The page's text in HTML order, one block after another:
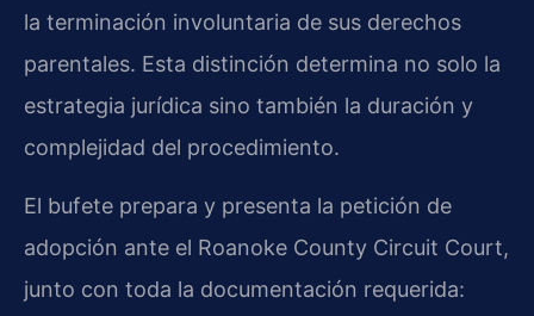
la terminación involuntaria de sus derechos
parentales. Esta distinción determina no solo la
estrategia jurídica sino también la duración y
complejidad del procedimiento.
El bufete prepara y presenta la petición de
adopción ante el Roanoke County Circuit Court,
junto con toda la documentación requerida: